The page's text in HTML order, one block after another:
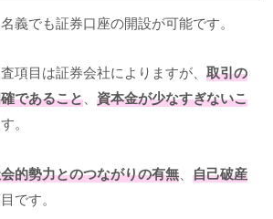
義でも証券口座の開設が可能です。
項目は証券会社によりますが、 取引の
であること
資本金が少なすぎないこ
。
的勢力とのつながりの有無
自己破産
です。